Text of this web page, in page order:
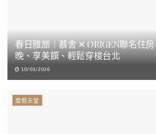
春日雅旅｜慕舍 ✕ ORIGEN聯名住
晚、享美饌、輕鬆穿梭台北
10/03/2026
度假天堂